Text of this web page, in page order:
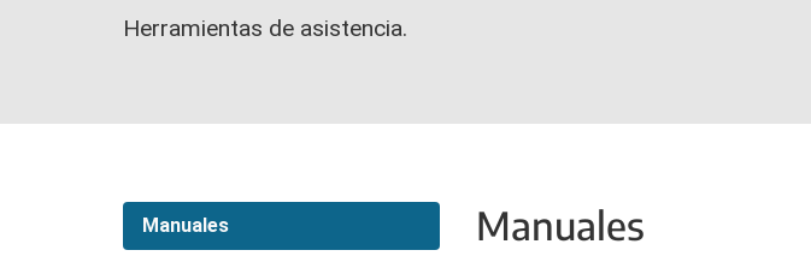
Herramientas de asistencia.
Manuales Manuales